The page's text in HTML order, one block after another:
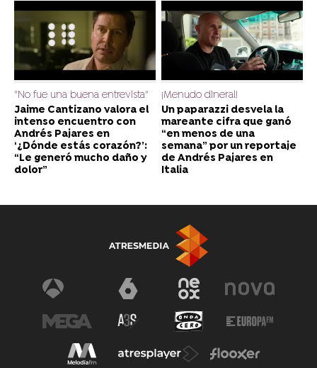
"No fue una buena entrevista"
Jaime Cantizano valora el
intenso encuentro con
Andrés Pajares en
‘¿Dónde estás corazón?’:
“Le generó mucho daño y
dolor”
¡Menudo dineral!
Un paparazzi desvela la
mareante cifra que ganó
“en menos de una
semana” por un reportaje
de Andrés Pajares en
Italia